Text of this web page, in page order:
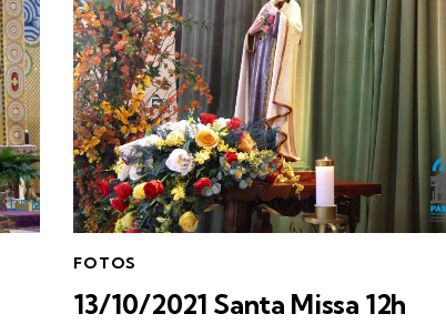
FOTOS
13/10/2021 Santa Missa 12h